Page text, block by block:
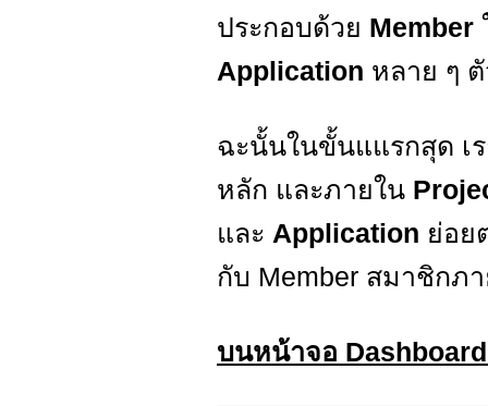
ประกอบด้วย Member
Application หลาย ๆ
ฉะนั้นในขั้นแแรกสุด เ
หลัก และภายใน
และ Application ย่อย
กับ Member สมาชิกภ
บนหน้าจอ